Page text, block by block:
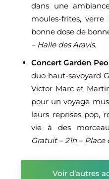
dans une
moules-frites,
bonne dose de
– Halle des Aravis.
Concert Garden
duo haut-savoyard
Victor Marc et
pour un voyage
leurs reprises pop,
vie à des
Gratuit – 21h – Place
Voir d’autres